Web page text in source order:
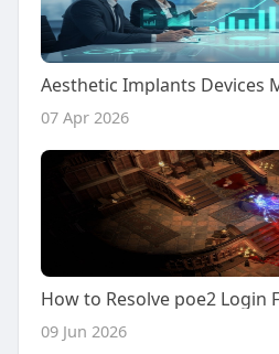
07 Apr 2026
How to Resolve poe2 Login
09 Jun 2026